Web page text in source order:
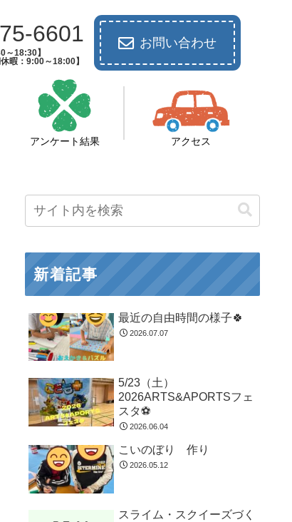
6601
～18:30】
暇：9:00～18:00】
お問い合わせ
アンケート結果 アクセス
新着記事
最近の自由時間の様子🍀
2026.07.07
5/23（土）
2026ARTS&APORTSフェ
スタ⚽
2026.06.04
こいのぼり 作り
2026.05.12
スライム・スクイーズづく